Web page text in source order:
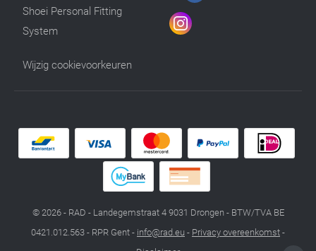
Shoei Personal Fitting
System
Wijzig cookievoorkeuren
© 2026 - RAD - Landegemstraat 4 9031 Drongen - BTW/TVA BE
0421.012.563 - RPR Gent - info@rad.eu - Privacy overeenkomst -